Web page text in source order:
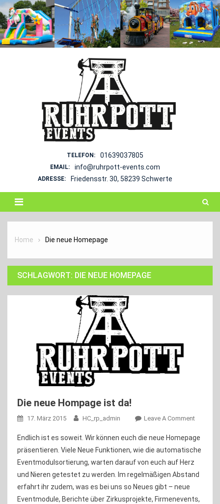
Skip
to
content
TELEFON: 01639037805
EMAIL: info@ruhrpott-events.com
ADRESSE: Friedensstr. 30, 58239 Schwerte
Home Die neue Homepage
SCHLAGWORT: DIE NEUE HOMEPAGE
Die neue Hompage ist da!
17. März 2015 HC_rp_admin Leave A CommentOn
Neue
Da!
Endlich ist es soweit. Wir können euch die neue Homepage
präsentieren. Viele Neue Funktionen, wie die automatische
Eventmodulsortierung, warten darauf von euch auf Herz
und Nieren getestet zu werden. Im regelmäßigen Abstand
erfahrt ihr zudem, was es bei uns so Neues gibt – neue
Eventmodule, Berichte über Zirkusprojekte, Firmenevents,